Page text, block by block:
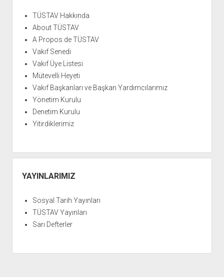
TÜSTAV Hakkında
About TÜSTAV
A Propos de TÜSTAV
Vakıf Senedi
Vakıf Üye Listesi
Mütevelli Heyeti
Vakıf Başkanları ve Başkan Yardımcılarımız
Yönetim Kurulu
Denetim Kurulu
Yitirdiklerimiz
YAYINLARIMIZ
Sosyal Tarih Yayınları
TÜSTAV Yayınları
Sarı Defterler